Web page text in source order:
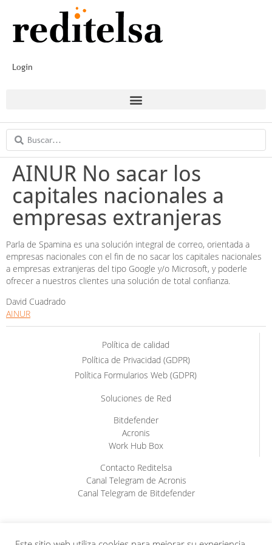
Login
AINUR No sacar los
capitales nacionales a
empresas extranjeras
Parla de Spamina es una solución integral de correo, orientada a
empresas nacionales con el fin de no sacar los capitales nacionales
a empresas extranjeras del tipo Google y/o Microsoft, y poderle
ofrecer a nuestros clientes una solución de total confianza.
David Cuadrado
AINUR
Política de calidad
Política de Privacidad (GDPR)
Política Formularios Web (GDPR)
Soluciones de Red
Bitdefender
Acronis
Work Hub Box
Contacto Reditelsa
Canal Telegram de Acronis
Canal Telegram de Bitdefender